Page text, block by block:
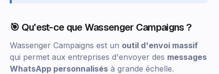
🎯 Qu'est-ce que Wassenger Campaigns ?
Wassenger Campaigns est un outil d'envoi massif
qui permet aux entreprises d'envoyer des messages
WhatsApp personnalisés à grande échelle.